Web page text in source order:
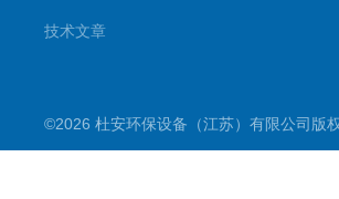
技术文章
©2026 杜安环保设备（江苏）有限公司